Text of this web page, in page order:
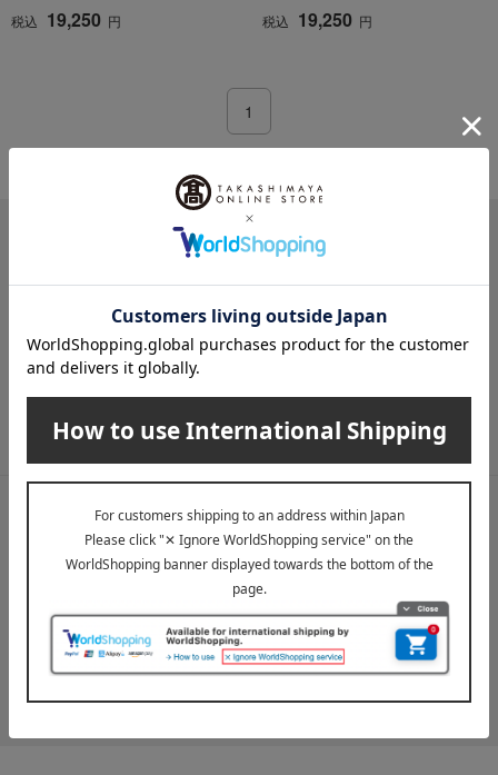
税込 19,250 円 税込 19,250 円
1
メールマガジン
送料無料クーポンやキャンペーン、新着・SALE・おすすめ商品な
ど、「高島屋オンラインストア」のお得＆うれしい情報をお届けい
たします。
メールマガジンについて詳しく見る
LINE公式アカウント
高島屋オンラインストアLINE公式アカウントでは百貨店ならではの
名品やお得な最新情報を配信中！